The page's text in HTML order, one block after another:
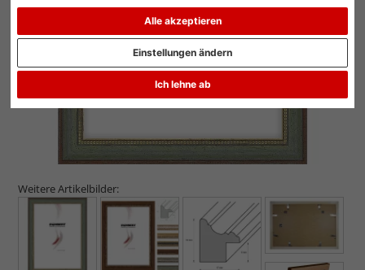
Alle akzeptieren
Ich lehne ab
Einstellungen ändern
Zurück
Weitere Artikelbilder: